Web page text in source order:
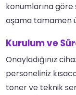
konumlarına göre
aşama tamamen
Kurulum ve
Onayladığınız
personeliniz
toner ve teknik